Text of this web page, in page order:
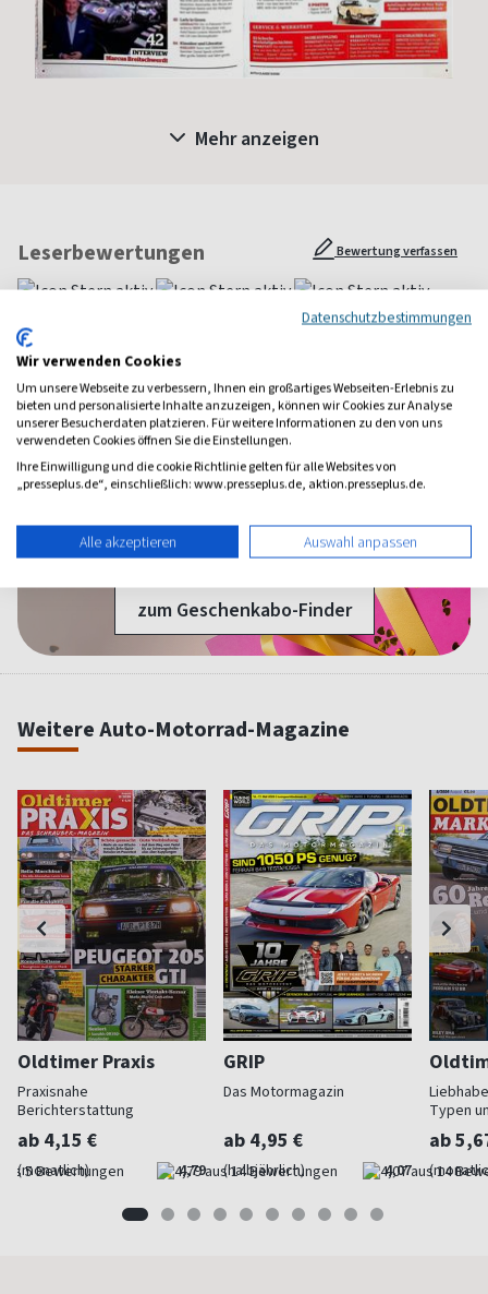
Mehr anzeigen
Leserbewertungen Bewertung verfassen
Raphael Sutter
Weckt Erinnerungen an gut alte Zeiten. Als man Autos noch mir
Werkzeug und nicht mir Laptop reparierte.
Alle Leserbewertungen anzeigen
1 Jahr Freude schenken!
Bei einer Auswahl von über 1.800 Magazinen finden Sie das
zum Geschenkabo-Finder
Weitere Auto-Motorrad-Magazine
Oldtimer Praxis
Praxisnahe
Berichterstattung
ab 4,15 €
(monatlich) 4,79
GRIP
Das Motormagazin
ab 4,95 €
(halbjährlich) 4,07
Typen
ab
Datenschutzbestimmungen
Wir verwenden Cookies
Um unsere Webseite zu verbessern, Ihnen ein großartiges Webseiten-Erlebnis zu
bieten und personalisierte Inhalte anzuzeigen, können wir Cookies zur Analyse
unserer Besucherdaten platzieren. Für weitere Informationen zu den von uns
verwendeten Cookies öffnen Sie die Einstellungen.
Ihre Einwilligung und die cookie Richtlinie gelten für alle Websites von
„presseplus.de“, einschließlich: www.presseplus.de, aktion.presseplus.de.
Alle akzeptieren Auswahl anpassen